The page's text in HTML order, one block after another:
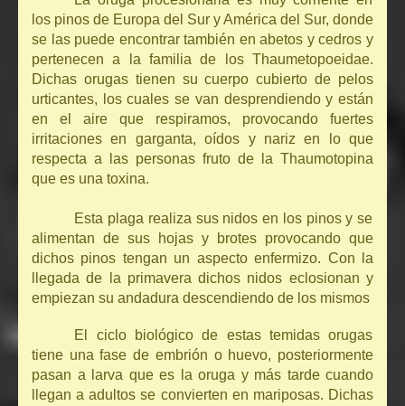
los pinos de Europa del Sur y América del Sur, donde
se las puede encontrar también en abetos y cedros y
pertenecen a la familia de los Thaumetopoeidae.
Dichas orugas tienen su cuerpo cubierto de pelos
urticantes, los cuales se van desprendiendo y están
en el aire que respiramos, provocando fuertes
irritaciones en garganta, oídos y nariz en lo que
respecta a las personas fruto de la Thaumotopina
que es una toxina.
Esta plaga realiza sus nidos en los pinos y se
alimentan de sus hojas y brotes provocando que
dichos pinos tengan un aspecto enfermizo. Con la
llegada de la primavera dichos nidos eclosionan y
empiezan su andadura descendiendo de los mismos
El ciclo biológico de estas temidas orugas
tiene una fase de embrión o huevo, posteriormente
pasan a larva que es la oruga y más tarde cuando
llegan a adultos se convierten en mariposas. Dichas